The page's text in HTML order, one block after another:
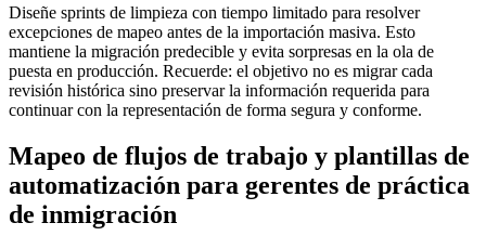
Diseñe sprints de limpieza con tiempo limitado para resolver
excepciones de mapeo antes de la importación masiva. Esto
mantiene la migración predecible y evita sorpresas en la ola de
puesta en producción. Recuerde: el objetivo no es migrar cada
revisión histórica sino preservar la información requerida para
continuar con la representación de forma segura y conforme.
Mapeo de flujos de trabajo y plantillas de
automatización para gerentes de práctica
de inmigración